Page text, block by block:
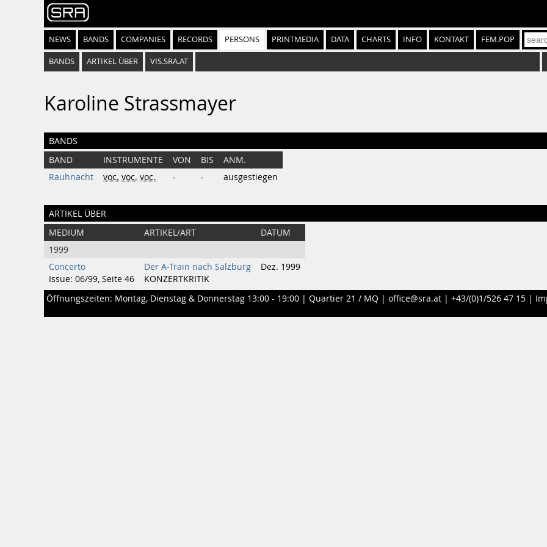
NEWS BANDS COMPANIES RECORDS PERSONS PRINTMEDIA DATA CHARTS INFO KONTAKT FEM.POP
BANDS ARTIKEL ÜBER VIS.SRA.AT
Karoline Strassmayer
BANDS
BAND INSTRUMENTE VON BIS
ANM.
Rauhnacht
voc. voc. voc. - - ausgestiegen
ARTIKEL ÜBER
MEDIUM ARTIKEL/ART
DATUM
1999
Concerto
Issue: 06/99, Seite 46
Der A-Train nach Salzburg
KONZERTKRITIK
Dez. 1999
Öffnungszeiten: Montag, Dienstag & Donnerstag 13:00 - 19:00 | Quartier 21 / MQ | office@sra.at | +43/(0)1/526 47 15 |